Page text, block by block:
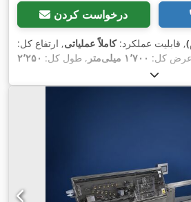
درخواست کردن
, قابلیت عملکرد:کاملاً عملیاتی, ارتفاع کل:
کل: ۱٬۷۰۰ میلی‌متر , طول کل: ۲٬۲۵۰
سه فاز
هوای فشرده:۶ میله , ولتاژ ورودی:۴۰۰